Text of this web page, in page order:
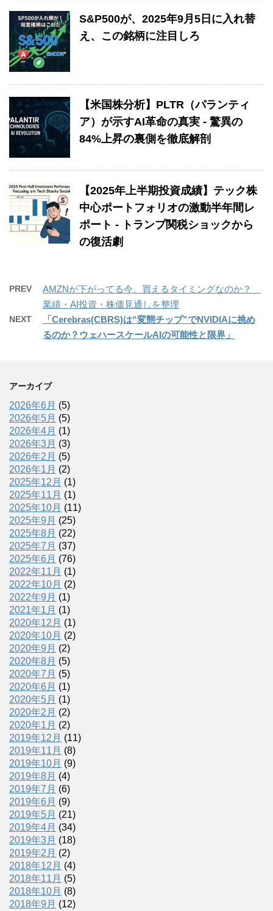
S&P500が、2025年9月5日に入れ替
え、この銘柄に注目しろ
【米国株分析】PLTR（パランティ
ア）が示すAI革命の真実 - 驚異の
84%上昇の裏側を徹底解剖
【2025年上半期投資成績】テック株
中心ポートフォリオの激動半年間レ
ポート - トランプ関税ショックから
の復活劇
PREV
AMZNが下がってる今、買えるタイミングなのか？
業績・AI投資・株価見通しを整理
NEXT
「Cerebras(CBRS)は“変態チップ”でNVIDIAに挑め
るのか？ウェハースケールAIの可能性と限界」
アーカイブ
2026年6月 (5)
2026年5月 (5)
2026年4月 (1)
2026年3月 (3)
2026年2月 (5)
2026年1月 (2)
2025年12月 (1)
2025年11月 (1)
2025年10月 (11)
2025年9月 (25)
2025年8月 (22)
2025年7月 (37)
2025年6月 (76)
2022年11月 (1)
2022年10月 (2)
2022年9月 (1)
2021年1月 (1)
2020年12月 (1)
2020年10月 (2)
2020年9月 (2)
2020年8月 (5)
2020年7月 (5)
2020年6月 (1)
2020年5月 (1)
2020年2月 (2)
2020年1月 (2)
2019年12月 (11)
2019年11月 (8)
2019年10月 (9)
2019年8月 (4)
2019年7月 (6)
2019年6月 (9)
2019年5月 (21)
2019年4月 (34)
2019年3月 (18)
2019年2月 (2)
2018年12月 (4)
2018年11月 (5)
2018年10月 (8)
2018年9月 (12)